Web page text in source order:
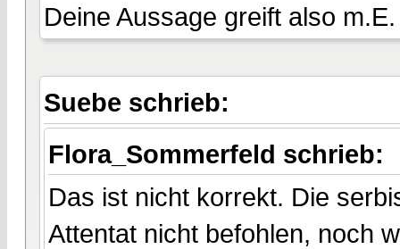
Deine Aussage greift also
Suebe schrieb:
Flora_Sommerfeld schrieb:
Das ist nicht korrekt. Die
Attentat nicht befohlen, noch